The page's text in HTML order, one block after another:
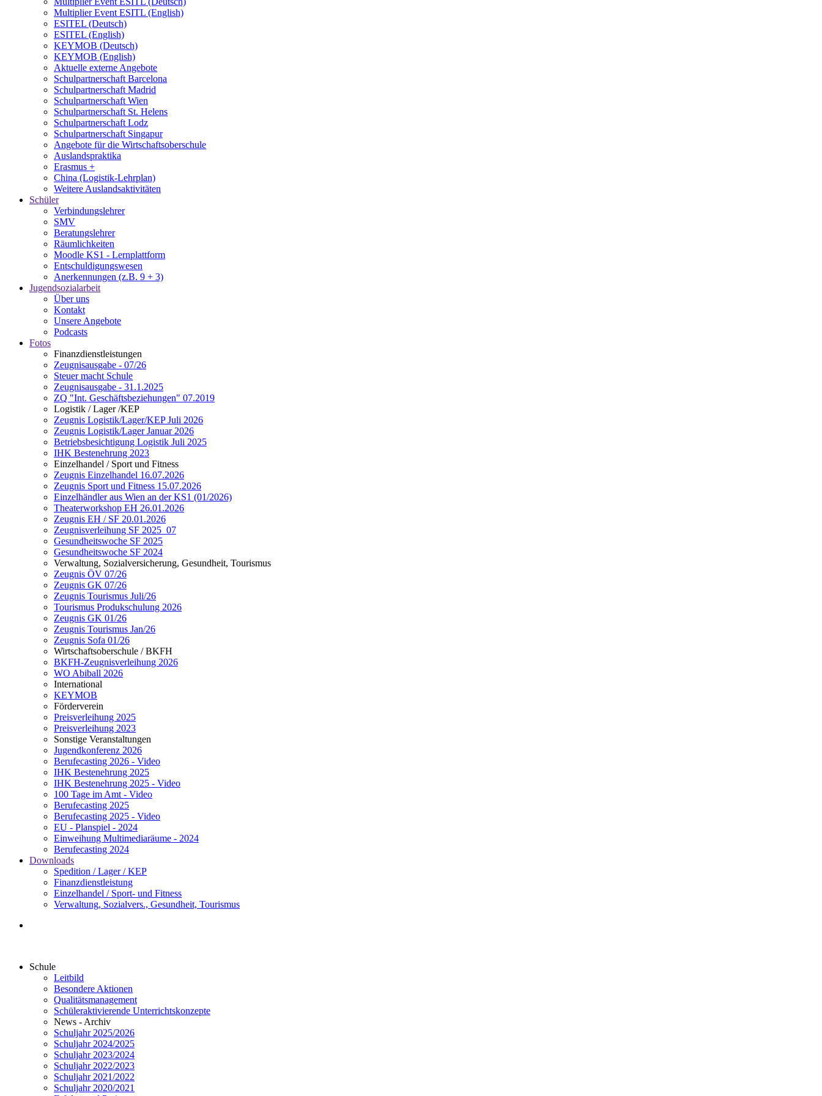
Multiplier Event ESITL (English)
ESITEL (Deutsch)
ESITEL (English)
KEYMOB (Deutsch)
KEYMOB (English)
Aktuelle externe Angebote
Schulpartnerschaft Barcelona
Schulpartnerschaft Madrid
Schulpartnerschaft Wien
Schulpartnerschaft St. Helens
Schulpartnerschaft Lodz
Schulpartnerschaft Singapur
Angebote für die Wirtschaftsoberschule
Auslandspraktika
Erasmus +
China (Logistik-Lehrplan)
Weitere Auslandsaktivitäten
Schüler
Verbindungslehrer
SMV
Beratungslehrer
Räumlichkeiten
Moodle KS1 - Lernplattform
Entschuldigungswesen
Anerkennungen (z.B. 9 + 3)
Jugendsozialarbeit
Über uns
Kontakt
Unsere Angebote
Podcasts
Fotos
Finanzdienstleistungen
Zeugnisausgabe - 07/26
Steuer macht Schule
Zeugnisausgabe - 31.1.2025
ZQ "Int. Geschäftsbeziehungen" 07.2019
Logistik / Lager /KEP
Zeugnis Logistik/Lager/KEP Juli 2026
Zeugnis Logistik/Lager Januar 2026
Betriebsbesichtigung Logistik Juli 2025
IHK Bestenehrung 2023
Einzelhandel / Sport und Fitness
Zeugnis Einzelhandel 16.07.2026
Zeugnis Sport und Fitness 15.07.2026
Einzelhändler aus Wien an der KS1 (01/2026)
Theaterworkshop EH 26.01.2026
Zeugnis EH / SF 20.01.2026
Zeugnisverleihung SF 2025_07
Gesundheitswoche SF 2025
Gesundheitswoche SF 2024
Verwaltung, Sozialversicherung, Gesundheit, Tourismus
Zeugnis ÖV 07/26
Zeugnis GK 07/26
Zeugnis Tourismus Juli/26
Tourismus Produkschulung 2026
Zeugnis GK 01/26
Zeugnis Tourismus Jan/26
Zeugnis Sofa 01/26
Wirtschaftsoberschule / BKFH
BKFH-Zeugnisverleihung 2026
WO Abiball 2026
International
KEYMOB
Förderverein
Preisverleihung 2025
Preisverleihung 2023
Sonstige Veranstaltungen
Jugendkonferenz 2026
Berufecasting 2026 - Video
IHK Bestenehrung 2025
IHK Bestenehrung 2025 - Video
100 Tage im Amt - Video
Berufecasting 2025
Berufecasting 2025 - Video
EU - Planspiel - 2024
Einweihung Multimediaräume - 2024
Berufecasting 2024
Downloads
Spedition / Lager / KEP
Finanzdienstleistung
Einzelhandel / Sport- und Fitness
Verwaltung, Sozialvers., Gesundheit, Tourismus
Schule
Leitbild
Besondere Aktionen
Qualitätsmanagement
Schüleraktivierende Unterrichtskonzepte
News - Archiv
Schuljahr 2025/2026
Schuljahr 2024/2025
Schuljahr 2023/2024
Schuljahr 2022/2023
Schuljahr 2021/2022
Schuljahr 2020/2021